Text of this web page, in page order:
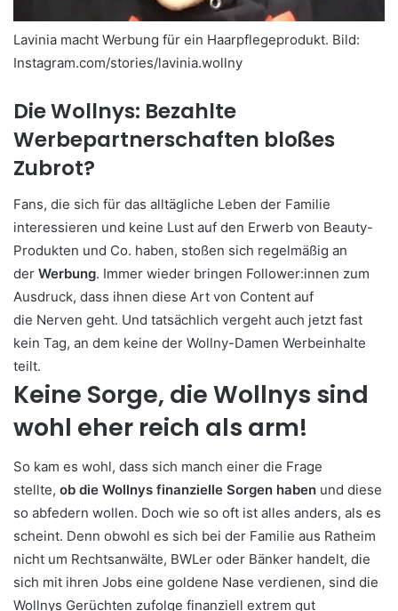
Lavinia macht Werbung für ein Haarpflegeprodukt. Bild:
Instagram.com/stories/lavinia.wollny
Die Wollnys: Bezahlte
Werbepartnerschaften bloßes
Zubrot?
Fans, die sich für das alltägliche Leben der Familie
interessieren und keine Lust auf den Erwerb von Beauty-
Produkten und Co. haben, stoßen sich regelmäßig an
der Werbung. Immer wieder bringen Follower:innen zum
Ausdruck, dass ihnen diese Art von Content auf
die Nerven geht. Und tatsächlich vergeht auch jetzt fast
kein Tag, an dem keine der Wollny-Damen Werbeinhalte
teilt.
Keine Sorge, die Wollnys sind
wohl eher reich als arm!
So kam es wohl, dass sich manch einer die Frage
stellte, ob die Wollnys finanzielle Sorgen haben und diese
so abfedern wollen. Doch wie so oft ist alles anders, als es
scheint. Denn obwohl es sich bei der Familie aus Ratheim
nicht um Rechtsanwälte, BWLer oder Bänker handelt, die
sich mit ihren Jobs eine goldene Nase verdienen, sind die
Wollnys Gerüchten zufolge finanziell extrem gut